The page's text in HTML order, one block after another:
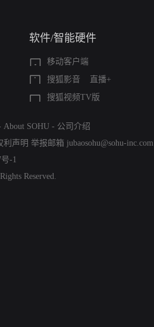
软件/智能硬件
移动客户端
搜狐影音
直播+
搜狐视频TV版
About SOHU - 公司介绍
利声明 举报邮箱 jubaosohu@sohu-inc.com
-1
Reserved.